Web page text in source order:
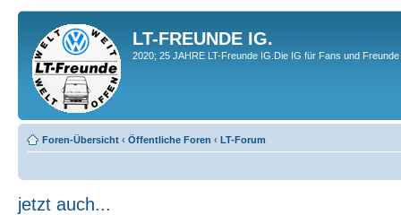
LT-FREUNDE IG.
2020; 25 JAHRE LT-Freunde IG.Die IG für Fans und
Foren-Übersicht ‹ Öffentliche Foren ‹ LT-Forum
jetzt auch...